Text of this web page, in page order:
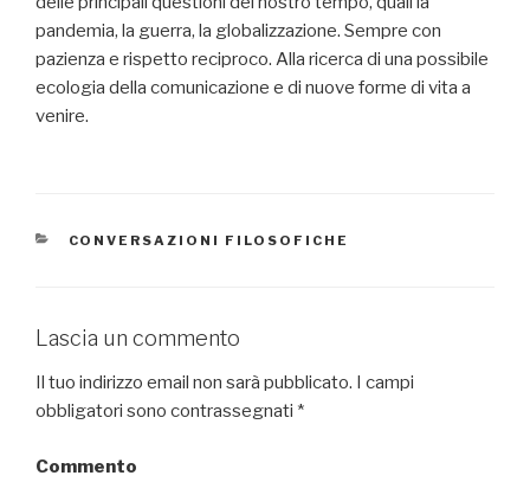
pandemia, la guerra, la globalizzazione. Sempre con
pazienza e rispetto reciproco. Alla ricerca di una possibile
ecologia della comunicazione e di nuove forme di vita a
venire.
CATEGORIE
CONVERSAZIONI FILOSOFICHE
Lascia un commento
Il tuo indirizzo email non sarà pubblicato. I campi
obbligatori sono contrassegnati *
Commento